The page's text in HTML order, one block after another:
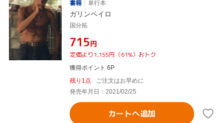
書籍
単行本
ガリンペイロ
国分拓
¥715円
定価より1,155円（61%）おトク
獲得ポイント 6P
残り1点
ご注文はお早めに
発売年月日：2021/02/25
カートへ追加